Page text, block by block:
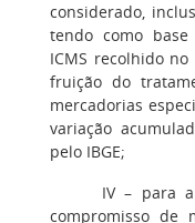
considerado,
tendo como
ICMS recolhido
fruição do
mercadorias
variação
pelo IBGE;
IV – para
compromisso de